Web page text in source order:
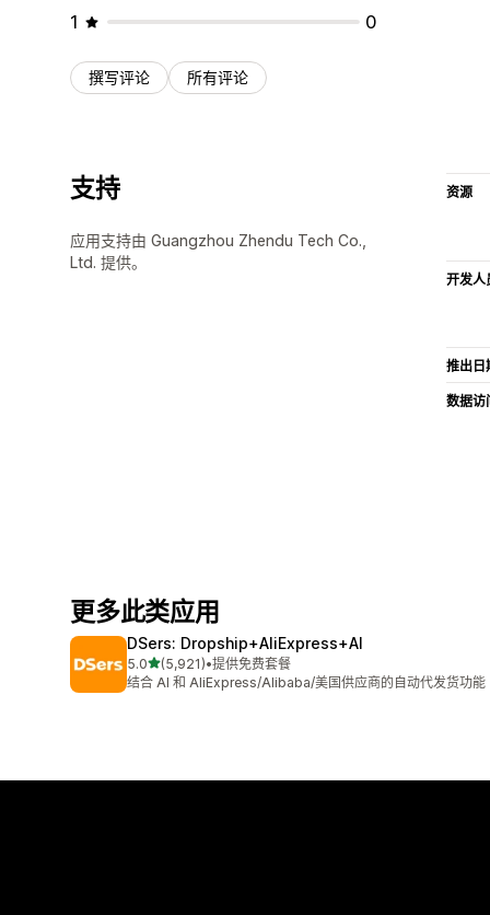
1
0
撰写评论 所有评论
支持
应用支持由 Guangzhou Zhendu Tech Co.,
Ltd. 提供。
资源
开发人
推出日
数据访
更多此类应用
DSers: Dropship+AliExpress+AI
5.0星（满分 5 星）
(5,921)
总共 5921 条评论
•提供免费套餐
结合 AI 和 AliExpress/Alibaba/美国供应商的自动代发货功能